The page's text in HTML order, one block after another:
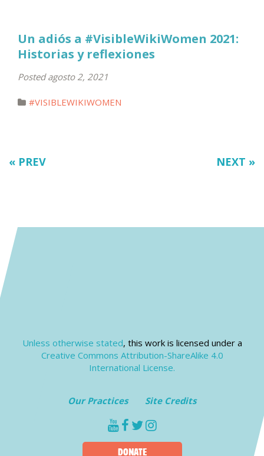
Un adiós a #VisibleWikiWomen 2021:
Historias y reflexiones
Posted agosto 2, 2021
#VISIBLEWIKIWOMEN
« PREV NEXT »
Unless otherwise stated, this work is licensed under a
Creative Commons Attribution-ShareAlike 4.0
International License.
Our Practices Site Credits
youtube
facebook
twitter
instagram
DONATE